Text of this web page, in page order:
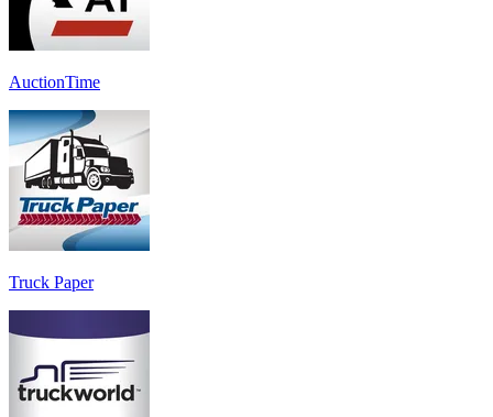
AuctionTime
Truck Paper